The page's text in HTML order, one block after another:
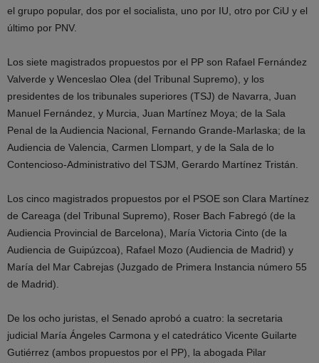
el grupo popular, dos por el socialista, uno por IU, otro por CiU y el
último por PNV.
Los siete magistrados propuestos por el PP son Rafael Fernández
Valverde y Wenceslao Olea (del Tribunal Supremo), y los
presidentes de los tribunales superiores (TSJ) de Navarra, Juan
Manuel Fernández, y Murcia, Juan Martínez Moya; de la Sala
Penal de la Audiencia Nacional, Fernando Grande-Marlaska; de la
Audiencia de Valencia, Carmen Llompart, y de la Sala de lo
Contencioso-Administrativo del TSJM, Gerardo Martínez Tristán.
Los cinco magistrados propuestos por el PSOE son Clara Martínez
de Careaga (del Tribunal Supremo), Roser Bach Fabregó (de la
Audiencia Provincial de Barcelona), María Victoria Cinto (de la
Audiencia de Guipúzcoa), Rafael Mozo (Audiencia de Madrid) y
María del Mar Cabrejas (Juzgado de Primera Instancia número 55
de Madrid).
De los ocho juristas, el Senado aprobó a cuatro: la secretaria
judicial María Ángeles Carmona y el catedrático Vicente Guilarte
Gutiérrez (ambos propuestos por el PP), la abogada Pilar